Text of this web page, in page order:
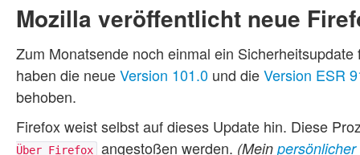
Mozilla veröffentlicht neue
Zum Monatsende noch einmal ein
haben die neueVersion 101.0 und dieVersion ESR
behoben.
Firefox weist selbst auf dieses Update hin. Diese
Über Firefox angestoßen werden. (Mein persönlicher